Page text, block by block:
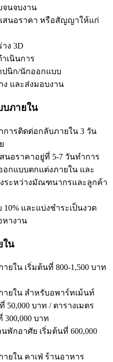
จนจบงาน
เสนอราคา หรือสัญญาให้แก่
ง 3D
เนินการ
ปนิก/นักออกแบบ
ง และส่งมอบงาน
บภายใน
ำการติดต่อกลับภายใน 3 วัน
นอราคาอยู่ที่ 5-7 วันทำการ
อกแบบตกแต่งภายใน และ
ระหว่างมัณฑนากรและลูกค้า
และแบ่งชำระเป็นงวด
หางาน
ใน
ยใน เริ่มต้นที่ 800-1,500 บาท
ยใน สำหรับอพาร์ทเม้นท์
บาท / ตารางเมตร
บาท
พักอาศัย เริ่มต้นที่ 600,000
ยใน คาเฟ่ ร้านอาหาร